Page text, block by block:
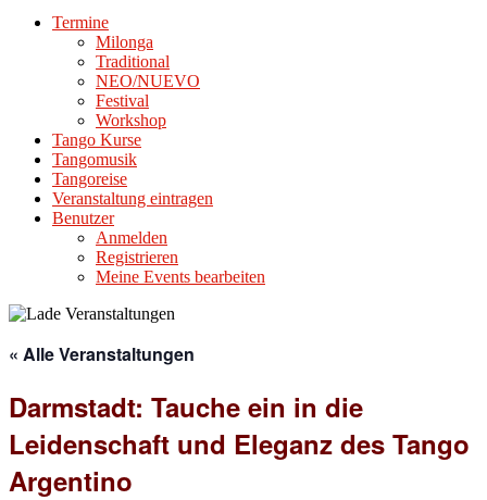
Termine
Milonga
Traditional
NEO/NUEVO
Festival
Workshop
Tango Kurse
Tangomusik
Tangoreise
Veranstaltung eintragen
Benutzer
Anmelden
Registrieren
Meine Events bearbeiten
« Alle Veranstaltungen
Darmstadt: Tauche ein in die
Leidenschaft und Eleganz des Tango
Argentino